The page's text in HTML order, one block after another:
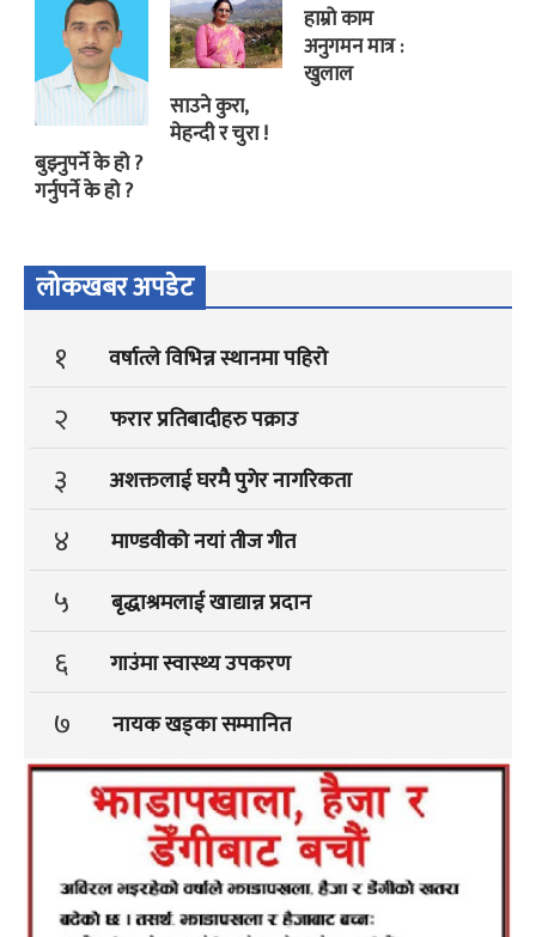
बुझ्नुपर्ने के हो ?
गर्नुपर्ने के हो ?
साउने कुरा,
मेहन्दी र चुरा !
हाम्रो काम
अनुगमन मात्र :
खुलाल
लोकखबर अपडेट
१ वर्षात्ले विभिन्न स्थानमा पहिरो
२ फरार प्रतिबादीहरु पक्राउ
३ अशक्तलाई घरमै पुगेर नागरिकता
४ माण्डवीको नयां तीज गीत
५ बृद्धाश्रमलाई खाद्यान्न प्रदान
६ गाउंमा स्वास्थ्य उपकरण
७ नायक खड्का सम्मानित